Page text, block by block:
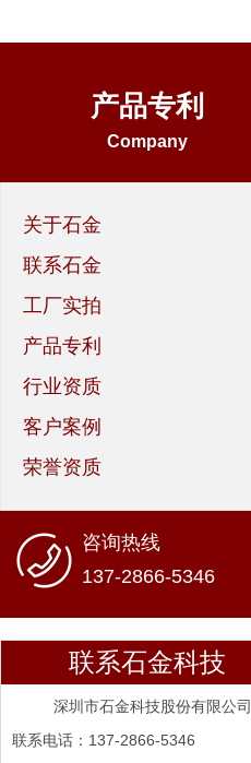
产品专利
Company
关于石金
联系石金
工厂实拍
产品专利
行业资质
客户案例
荣誉资质
咨询热线
137-2866-5346
联系石金科技
深圳市石金科技股份有限公司
联系电话：137-2866-5346